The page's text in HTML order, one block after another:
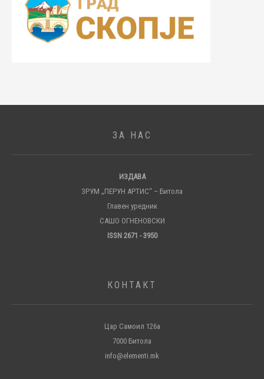
ЗА НАС
ИЗДАВА
ЗРУМ „ПЕРУН АРТИС“ – Битола
Главен уредник
САШО ОГНЕНОВСКИ
ISSN 2671 - 3950
КОНТАКТ
Цар Самоил 126а
7000 Битола
info@elementi.mk